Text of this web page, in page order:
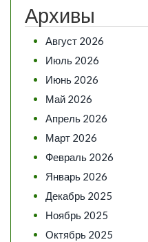
Архивы
Август 2026
Июль 2026
Июнь 2026
Май 2026
Апрель 2026
Март 2026
Февраль 2026
Январь 2026
Декабрь 2025
Ноябрь 2025
Октябрь 2025